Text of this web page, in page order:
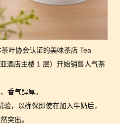
叶协会认证的美味茶店 Tea
酒店主楼 1 层）开始销售人气茶
香气醇厚。
，以确保即使在加入牛奶后，
突出。